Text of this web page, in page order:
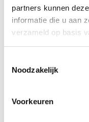
partners kunnen
informatie die u aan
verzameld op basis
Noodzakelijk
Voorkeuren
Liever
Sarah ?
Mail: